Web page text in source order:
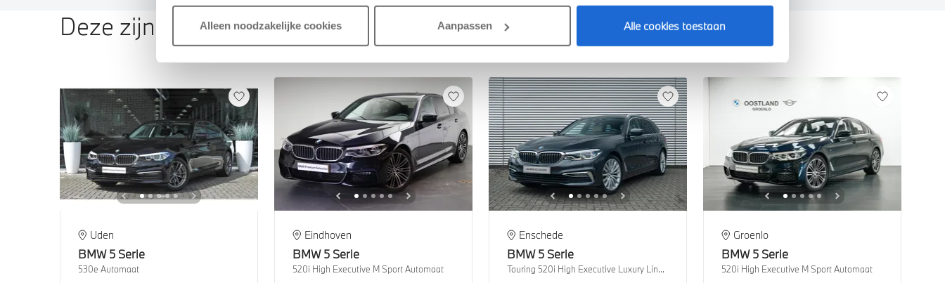
Alleen noodzakelijke cookies Aanpassen Alle cookies toestaan
Deze zijn vergelijkbaar
Uden
BMW 5 Serie
530e Automaat
Eindhoven
BMW 5 Serie
520i High Executive M Sport Automaat
Enschede
BMW 5 Serie
Touring 520i High Executive Luxury Line Automaat
Groenlo
BMW 5 Serie
520i High Executive M Sport Automaat